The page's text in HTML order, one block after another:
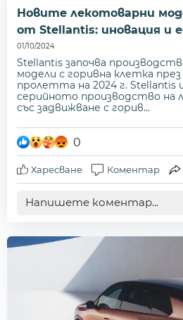
Новите лекотоварни
от Stellantis: иновация и
01/10/2024
Stellantis започва
модели с горивна клетка през
пролетта на 2024 г.
серийното производство на
със задвижване с горив...
0
Харесване Коментар